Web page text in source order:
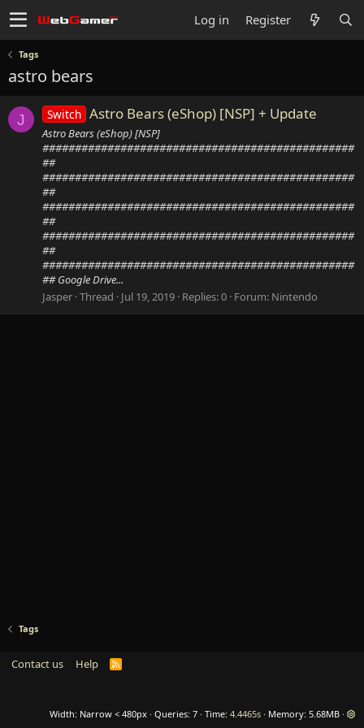
Log in Register
Tags
astro bears
J Switch Astro Bears (eShop) [NSP] + Update
Astro Bears (eShop) [NSP]
################################################
##
################################################
##
################################################
##
################################################
##
################################################
## Google Drive...
Jasper Thread Jul 19, 2019 Replies: 0 Forum: Nintendo
Tags
Contact us Help
R
Width Queries 7 Time 4.4465s Memory 5.68MB